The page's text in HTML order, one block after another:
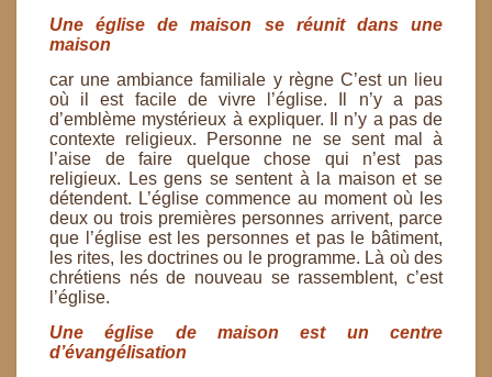
Une église de maison se réunit dans une
maison
car une ambiance familiale y règne C’est un lieu
où il est facile de vivre l’église. Il n’y a pas
d’emblème mystérieux à expliquer. Il n’y a pas de
contexte religieux. Personne ne se sent mal à
l’aise de faire quelque chose qui n’est pas
religieux. Lesgens se sentent à la maison et se
détendent. L’église commence au moment où les
deux ou trois premières personnes arrivent, parce
que l’église est les personnes et pas le bâtiment,
les rites, les doctrines ou le programme. Là où des
chrétiens nés de nouveau se rassemblent, c’est
l’église.
Une église de maison est un centre
d’évangélisation